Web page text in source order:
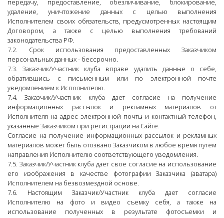
передачу, предоставление, обезличивание, блокирование,
удаление, уничтожение данных с целью выполнения
Исполнителем своих обязательств, предусмотренных настоящим
Договором, а также с целью выполнения требований
законодательства РФ.
7.2. Срок использования предоставленных Заказчиком
персональных данных - бессрочно.
7.3. Заказчик/Участник клуба вправе удалить данные о себе,
обратившись с письменным или по электронной почте
уведомлением к Исполнителю.
7.4. Заказчик/Участник клуба дает согласие на получение
информационных рассылок и рекламных материалов от
Исполнителя на адрес электронной почты и контактный телефон,
указанные Заказчиком при регистрации на Сайте.
Согласие на получение информационных рассылок и рекламных
материалов может быть отозвано Заказчиком в любое время путем
направления Исполнителю соответствующего уведомления.
7.5. Заказчик/Участник клуба дает свое согласие на использование
его изображения в качестве фотографии Заказчика (аватара)
Исполнителем на безвозмездной основе.
7.6. Настоящим Заказчик/Участник клуба дает согласие
Исполнителю на фото и видео съемку себя, а также на
использование полученных в результате фотосъемки и